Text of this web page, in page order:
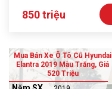
850 triệu
Mua Bán Xe Ô Tô Cũ Hyundai
Elantra 2019 Màu Trắng, Giá
520 Triệu